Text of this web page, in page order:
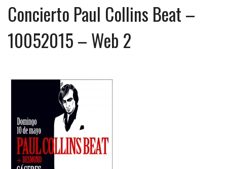
Concierto Paul Collins Beat –
10052015 – Web 2